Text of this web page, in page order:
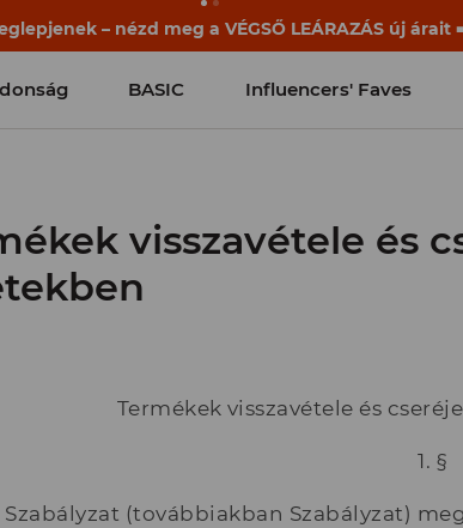
előtt elkezdődnek. Kezdd a tanévet
BASIC Influencers' Faves
visszavétele és
Termékek visszavétele és
1. §
Szabályzat (továbbiakban Szabályzat)